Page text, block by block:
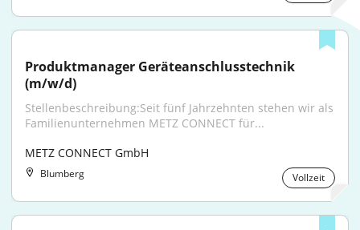
Produktmanager Geräteanschlusstechnik
(m/w/d)
Stellenbeschreibung:Seit fünf Jahrzehnten stehen wir als
Familienunternehmen METZ CONNECT für...
METZ CONNECT GmbH
Blumberg Vollzeit